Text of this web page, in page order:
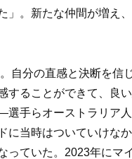
」。新たな仲間が増え
自分の直感と決断を信
することができて、良
手らオーストラリア
に当時はついていけな
っていた。2023年にマ